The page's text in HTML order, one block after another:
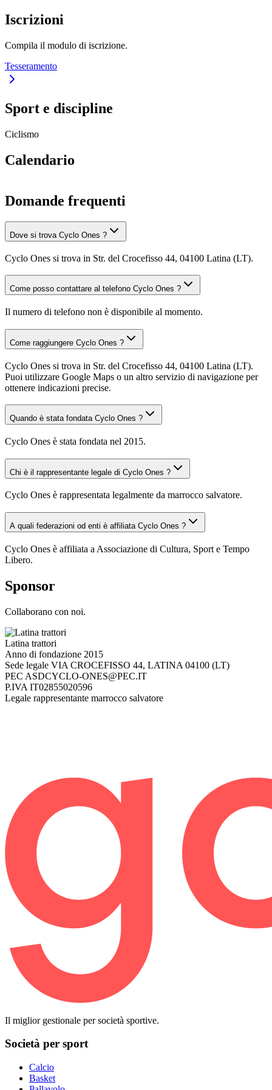
Iscrizioni
Compila il modulo di iscrizione.
Tesseramento
Sport e discipline
Ciclismo
Calendario
Domande frequenti
Dove si trova Cyclo Ones ?
Cyclo Ones si trova in Str. del Crocefisso 44, 04100 Latina (LT).
Come posso contattare al telefono Cyclo Ones ?
Il numero di telefono non è disponibile al momento.
Come raggiungere Cyclo Ones ?
Cyclo Ones si trova in Str. del Crocefisso 44, 04100 Latina (LT).
Puoi utilizzare Google Maps o un altro servizio di navigazione per
ottenere indicazioni precise.
Quando è stata fondata Cyclo Ones ?
Cyclo Ones è stata fondata nel 2015.
Chi è il rappresentante legale di Cyclo Ones ?
Cyclo Ones è rappresentata legalmente da marrocco salvatore.
A quali federazioni od enti è affiliata Cyclo Ones ?
Cyclo Ones è affiliata a Associazione di Cultura, Sport e Tempo
Libero.
Sponsor
Collaborano con noi.
Latina trattori
Anno di fondazione 2015
Sede legale VIA CROCEFISSO 44, LATINA 04100 (LT)
PEC ASDCYCLO-ONES@PEC.IT
P.IVA IT02855020596
Legale rappresentante marrocco salvatore
Il miglior gestionale per società sportive.
Società per sport
Calcio
Basket